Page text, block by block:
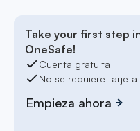
Take your first step
OneSafe!
Cuenta gratuita
No se requiere
Empieza ahora